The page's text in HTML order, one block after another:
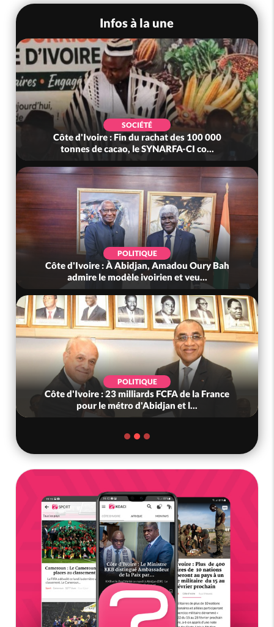
Infos à la une
SOCIÉTÉ
Côte d'Ivoire : Fin du rachat des 100 000
tonnes de cacao, le SYNARFA-CI co...
POLITIQUE
Côte d'Ivoire : À Abidjan, Amadou Oury Bah
admire le modèle ivoirien et veu...
POLITIQUE
Côte d'Ivoire : 23 milliards FCFA de la France
pour le métro d'Abidjan et l...